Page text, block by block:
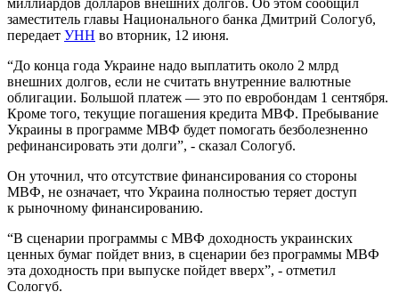
заместитель главы Национального банка Дмитрий Сологуб,
передает УНН во вторник, 12 июня.
“До конца года Украине надо выплатить около 2 млрд
внешних долгов, если не считать внутренние валютные
облигации. Большой платеж — это по евробондам 1 сентября.
Кроме того, текущие погашения кредита МВФ. Пребывание
Украины в программе МВФ будет помогать безболезненно
рефинансировать эти долги”, - сказал Сологуб.
Он уточнил, что отсутствие финансирования со стороны
МВФ, не означает, что Украина полностью теряет доступ
к рыночному финансированию.
“В сценарии программы с МВФ доходность украинских
ценных бумаг пойдет вниз, в сценарии без программы МВФ
эта доходность при выпуске пойдет вверх”, - отметил
Сологуб.